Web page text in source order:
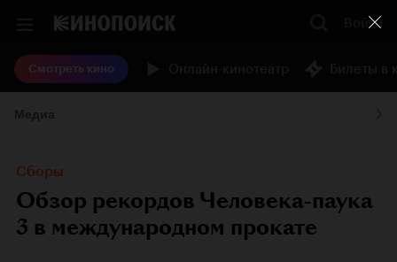
Войти
Смотреть кино
Сборы
Обзор рекордов Человека-паука
3 в международном прокате